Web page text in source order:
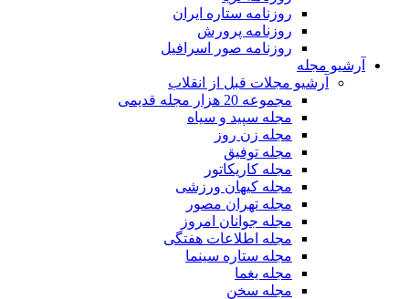
روزنامه ستاره ایران
روزنامه پرورش
روزنامه صور اسرافیل
آرشیو مجله
آرشیو مجلات قبل از انقلاب
مجموعه 20 هزار مجله قدیمی
مجله سپید و سیاه
مجله زن روز
مجله توفیق
مجله کاریکاتور
مجله کیهان ورزشی
مجله تهران مصور
مجله جوانان امروز
مجله اطلاعات هفتگی
مجله ستاره سینما
مجله یغما
مجله سخن